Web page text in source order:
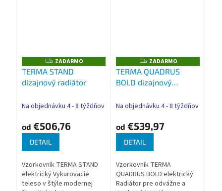
Z
A
D
A
R
O
ZADARMO
TERMA STAND
dizajnový radiátor
Na objednávku 4 - 8 týždňov
od €506,76
DETAIL
Vzorkovník TERMA STAND
elektrický Vykurovacie
teleso v štýle modernej
Z
A
D
A
O
ZADARMO
TERMA QUADRUS
BOLD dizajnový
Na objednávku 4 - 8 týždňov
od €539,97
DETAIL
Vzorkovník TERMA
QUADRUS BOLD elektrický
Radiátor pre odvážne a